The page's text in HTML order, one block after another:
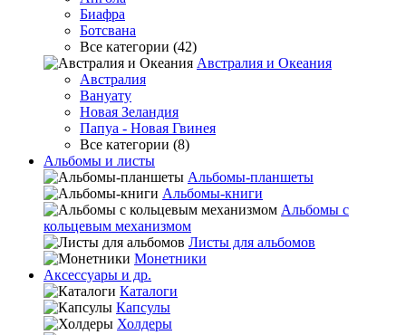
Биафра
Ботсвана
Все категории (42)
Австралия и Океания
Австралия
Вануату
Новая Зеландия
Папуа - Новая Гвинея
Все категории (8)
Альбомы и листы
Альбомы-планшеты
Альбомы-книги
Альбомы с
кольцевым механизмом
Листы для альбомов
Монетники
Аксессуары и др.
Каталоги
Капсулы
Холдеры